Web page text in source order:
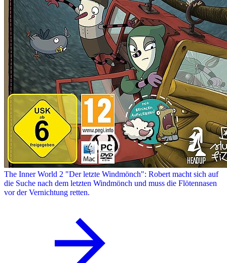
The Inner World 2 "Der letzte Windmönch": Robert macht sich auf
die Suche nach dem letzten Windmönch und muss die Flötennasen
vor der Vernichtung retten.